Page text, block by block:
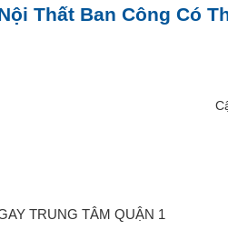
Thất Ban Công Có
TRUNG TÂM QUẬN 1